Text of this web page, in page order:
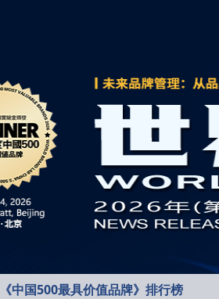
中国500最具价值品牌》排行榜